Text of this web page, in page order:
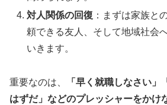
対人関係の回復 ：まずは家族と
頼できる友人、そして地域社会
いきます。
重要なのは、
「早く就職しなさい
はずだ」などのプレッシャーをかけ